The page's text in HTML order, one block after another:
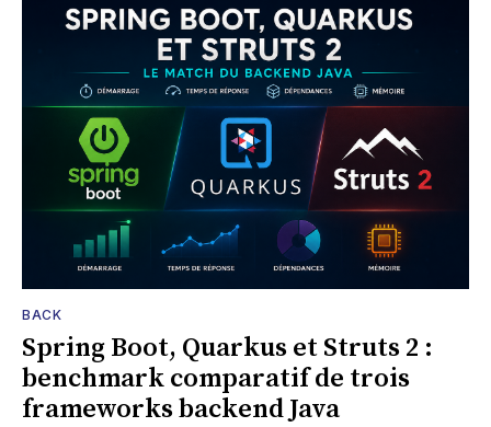
BACK
Spring Boot, Quarkus et Struts 2 :
benchmark comparatif de trois
frameworks backend Java